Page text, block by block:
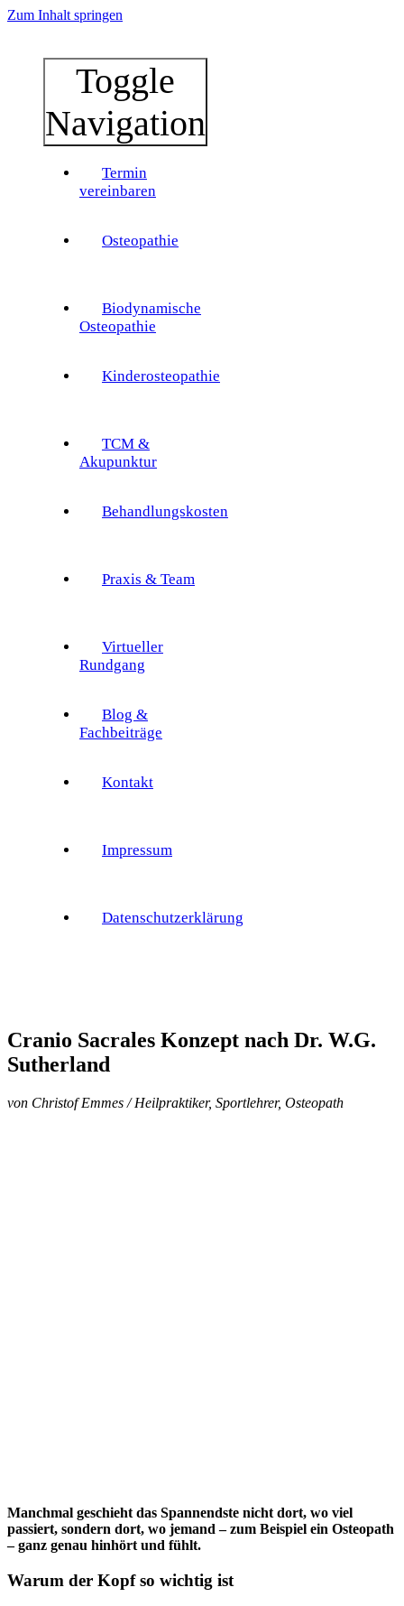
Zum Inhalt springen
Toggle
Navigation
Termin
vereinbaren
Osteopathie
Biodynamische
Osteopathie
Kinderosteopathie
TCM &
Akupunktur
Behandlungskosten
Praxis & Team
Virtueller
Rundgang
Blog &
Fachbeiträge
Kontakt
Impressum
Datenschutzerklärung
Cranio Sacrales Konzept nach Dr. W.G.
Sutherland
von Christof Emmes / Heilpraktiker, Sportlehrer, Osteopath
Manchmal geschieht das Spannendste nicht dort, wo viel
passiert, sondern dort, wo jemand – zum Beispiel ein Osteopath
– ganz genau hinhört und fühlt.
Warum der Kopf so wichtig ist